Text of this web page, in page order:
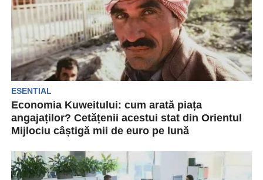
ESENTIAL
Economia Kuweitului: cum arată piața
angajaților? Cetățenii acestui stat din Orientul
Mijlociu câștigă mii de euro pe lună
public sunt cetățeni kuweitieni și doar 20%
sunt...